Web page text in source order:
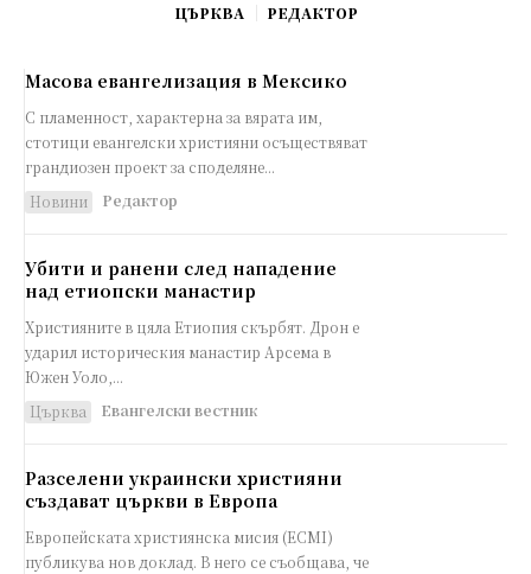
ЦЪРКВА РЕДАКТОР
Масова евангелизация в Мексико
С пламенност, характерна за вярата им,
стотици евангелски християни осъществяват
грандиозен проект за споделяне...
Новини
Редактор
Убити и ранени след нападение
над етиопски манастир
Християните в цяла Етиопия скърбят. Дрон е
ударил историческия манастир Арсема в
Южен Уоло,...
Църква
Евангелски вестник
Разселени украински християни
създават църкви в Европа
Европейската християнска мисия (ECMI)
публикува нов доклад. В него се съобщава, че